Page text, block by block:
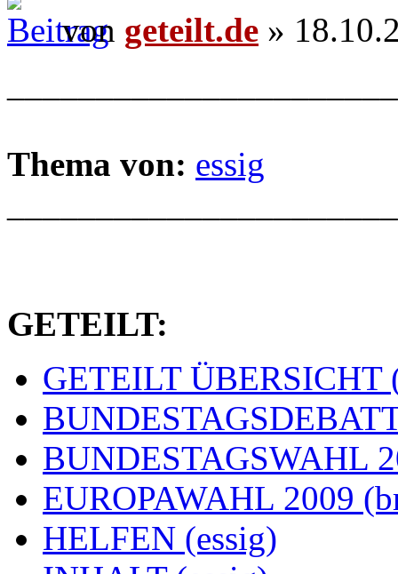
von geteilt.de »
Thema von: essig
GETEILT:
GETEILT ÜBERSICHT
BUNDESTAGSWAHL
EUROPAWAHL 2009
HELFEN (essig)